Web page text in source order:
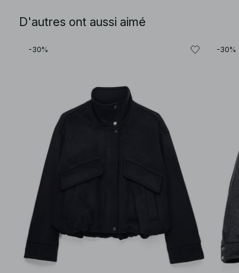
D'autres ont aussi aimé
-30% -30%